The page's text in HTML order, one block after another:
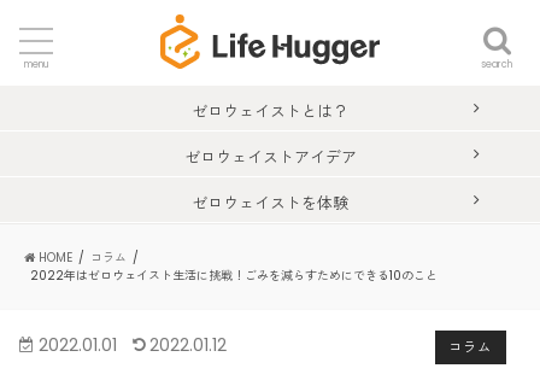
search
menu
ゼロウェイストとは？
ゼロウェイストアイデア
ゼロウェイストを体験
HOME
コラム
2022年はゼロウェイスト生活に挑戦！ごみを減らすためにできる10のこと
コラム
2022.01.01 2022.01.12